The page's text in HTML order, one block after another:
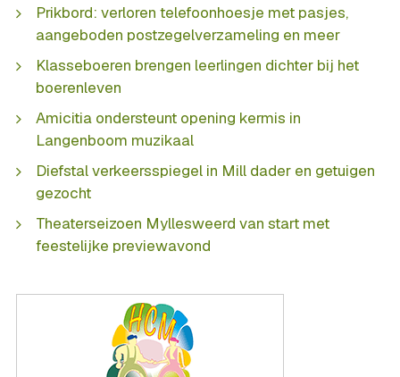
Prikbord: verloren telefoonhoesje met pasjes,
aangeboden postzegelverzameling en meer
Klasseboeren brengen leerlingen dichter bij het
boerenleven
Amicitia ondersteunt opening kermis in
Langenboom muzikaal
Diefstal verkeersspiegel in Mill dader en getuigen
gezocht
Theaterseizoen Myllesweerd van start met
feestelijke previewavond